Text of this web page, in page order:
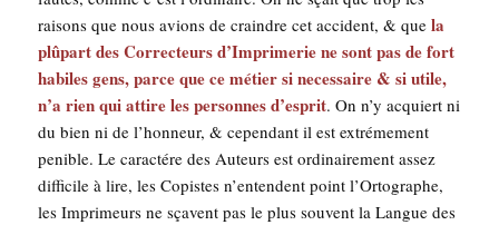
rai­sons que nous avions de craindre cet acci­dent, & quela
plû­part des Cor­rec­teurs d’Imprimerie ne sont pas de fort
habiles gens, parce que ce métier si neces­saire & si utile,
n’a rien qui attire les per­sonnes d’esprit. On n’y acquiert ni
du bien ni de l’honneur, & cepen­dant il est extré­me­ment
penible. Le carac­tére des Auteurs est ordi­nai­re­ment assez
dif­fi­cile à lire, les Copistes n’entendent point l’Ortographe,
les Impri­meurs ne sçavent pas le plus sou­vent la Langue des